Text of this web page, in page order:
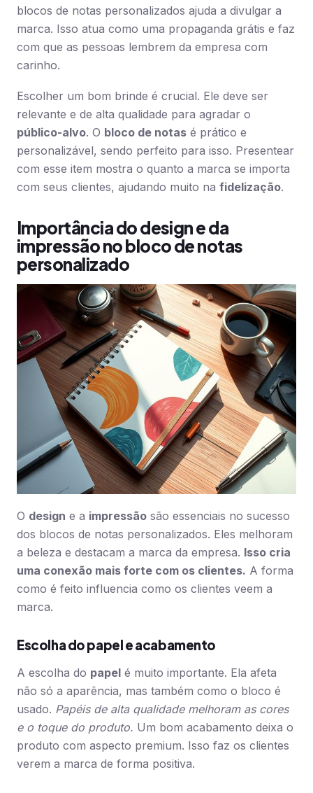
blocos de notas personalizados ajuda a divulgar a
marca. Isso atua como uma propaganda grátis e faz
com que as pessoas lembrem da empresa com
carinho.
Escolher um bom brinde é crucial. Ele deve ser
relevante e de alta qualidade para agradar o
público-alvo. O bloco de notas é prático e
personalizável, sendo perfeito para isso. Presentear
com esse item mostra o quanto a marca se importa
com seus clientes, ajudando muito na fidelização.
Importância do design e da
impressão no bloco de notas
personalizado
O design e a impressão são essenciais no sucesso
dos blocos de notas personalizados. Eles melhoram
a beleza e destacam a marca da empresa. Isso cria
uma conexão mais forte com os clientes. A forma
como é feito influencia como os clientes veem a
marca.
Escolha do papel e acabamento
A escolha do papel é muito importante. Ela afeta
não só a aparência, mas também como o bloco é
usado. Papéis de alta qualidade melhoram as cores
e o toque do produto. Um bom acabamento deixa o
produto com aspecto premium. Isso faz os clientes
verem a marca de forma positiva.